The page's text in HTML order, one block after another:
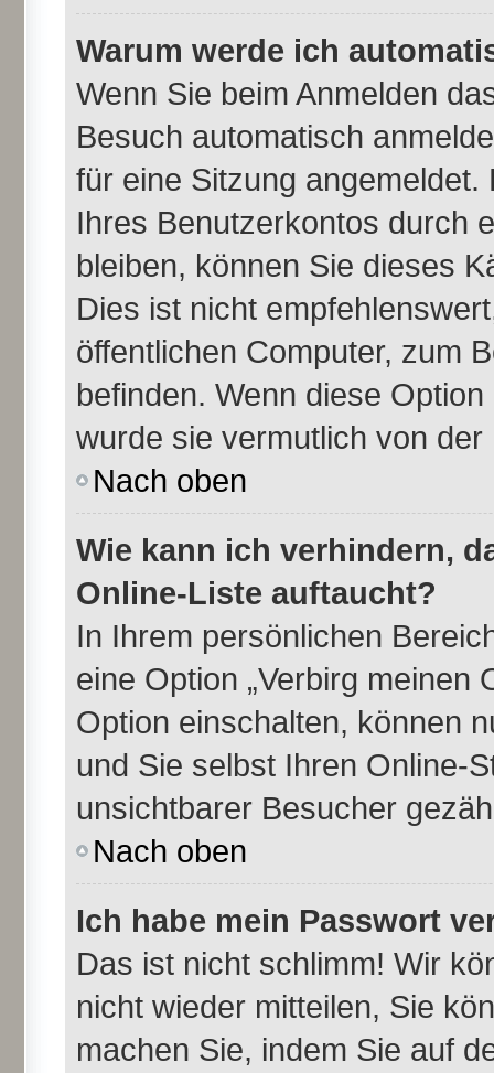
Warum werde ich
Wenn Sie beim Anmelden
Besuch automatisch
für eine Sitzung
Ihres Benutzerkontos durch
bleiben, können Sie dieses
Dies ist nicht
öffentlichen Computer, zum
befinden. Wenn diese
wurde sie vermutlich von
Nach oben
Wie kann ich verhindern,
Online-Liste auftaucht?
In Ihrem persönlichen
eine Option „Verbirg meinen
Option einschalten, können
und Sie selbst Ihren Online-
unsichtbarer Besucher
Nach oben
Ich habe mein Passwort
Das ist nicht schlimm! Wir
nicht wieder mitteilen, Sie
machen Sie, indem Sie auf